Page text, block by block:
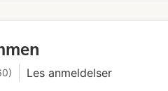
Les anmeldelser